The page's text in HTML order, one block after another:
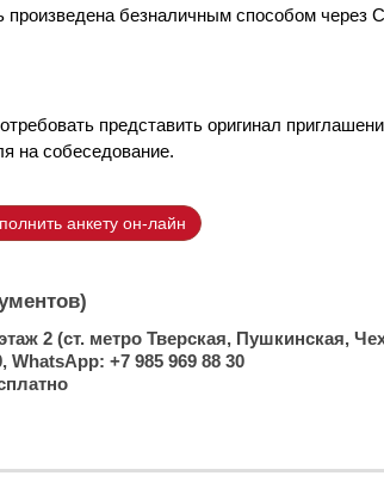
безналичным способом через
представить оригинал
на собеседование.
анкету он-лайн
2 (ст. метро Тверская, Пушкинская,
+7 985 969 88 30